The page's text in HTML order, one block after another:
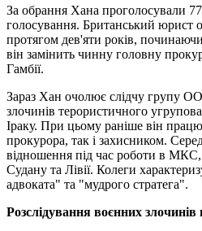
За обрання Хана проголосували 77
голосування. Британський
протягом дев'яти років,
він замінить чинну головну
Гамбії.
Зараз Хан очолює слідчу групу
злочинів терористичного
Іраку. При цьому раніше він
прокурора, так і захисником.
відношення під час роботи в
Судану та Лівії. Колеги
адвоката" та "мудрого стратега".
Розслідування воєнних злочинів